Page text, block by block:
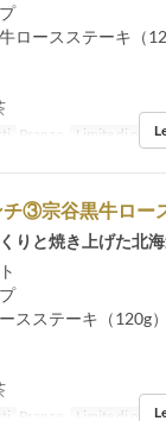
ロースステーキ（
Pranzo Limite di
③宗谷黒牛ロー
りと焼き上げた北
スステーキ（120g）
Pranzo Limite di